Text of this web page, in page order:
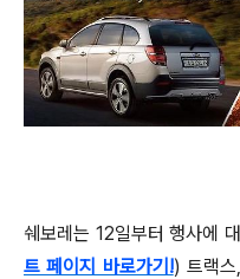
쉐보레는 12일부터 행사에
트 페이지 바로가기!) 트랙